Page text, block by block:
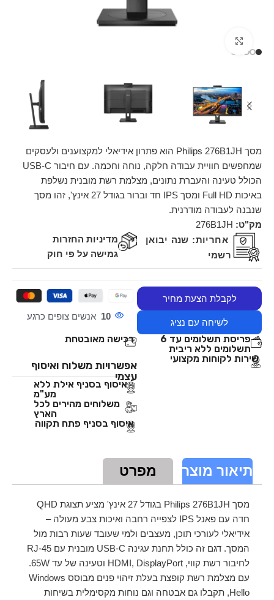
מסך Philips 276B1JH הוא פתרון אידיאלי למקצוענים ולעסקים
שמחפשים חוויית עבודה חלקה, נוחה וחכמה. עם חיבור USB-C
הכולל טעינה והעברת נתונים, מצלמת רשת מובנית נשלפת
באיכות Full HD ומסך IPS חד וברור בגודל 27 אינץ', זהו מסך
שנבנה לעבודה מודרנית.
מק"ט: 276B1JH
אחריות: שנה יבואן
רשמי
מדיניות החזרות
גמישה על פי חוק
לקבלת הצעת מחיר
לשיחה עם נציג
10 אנשים צופים כרגע
פריסת תשלומים עד 6
תשלומים ללא ריבית
רכישה מאובטחת
שירות לקוחות מקצועי
אפשרויות משלוח ואיסוף
עצמי
איסוף בסניף אילת ללא
מע"מ
משלוחים מהירים לכל
הארץ
איסוף בסניף פתח תקווה
תיאור מוצר מפרט
מסך Philips 276B1JH בגודל 27 אינץ' מציע תצוגת QHD
חדה עם פאנל IPS לצפייה רחבה ואיכות צבע מעולה –
אידיאלי לעורכי תוכן, מעצבים ולמי שעובד שעות רבות מול
המסך. דגם זה כולל תחנת עגינה USB-C מובנית עם RJ-45
לחיבור רשת קווי, HDMI, DisplayPort וטעינה של עד 65W.
עם מצלמת רשת קופצת בעלת זיהוי פנים מבוסס Windows
Hello, תקבלו גם אבטחה וגם נוחות מקסימלית בשיחות